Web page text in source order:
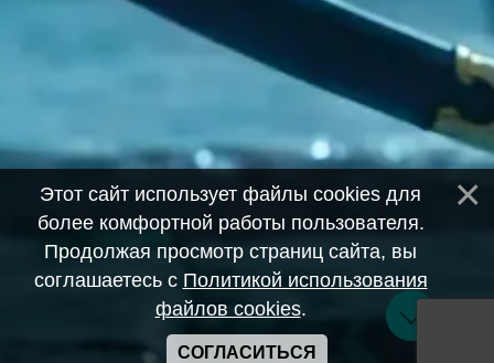
Этот сайт использует файлы cookies для
более комфортной работы пользователя.
Продолжая просмотр страниц сайта, вы
соглашаетесь с Политикой использования
файлов cookies.
СОГЛАСИТЬСЯ